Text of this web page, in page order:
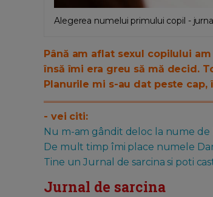
Alegerea numelui primului copil -
Până am aflat sexul copilului
însă îmi era greu să mă decid.
Planurile mi s-au dat peste cap,
- vei citi:
Nu m-am gândit deloc la nume de
De mult timp îmi place numele
Tine un Jurnal de sarcina si poti
Jurnal de sarcina